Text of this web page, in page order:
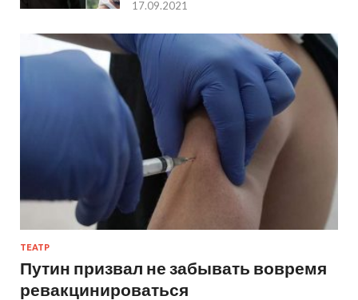
17.09.2021
ТЕАТР
Путин призвал не забывать вовремя
ревакцинироваться